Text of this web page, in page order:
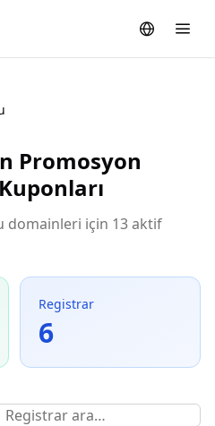
Promosyon
domainleri için 13 aktif
Registrar
6